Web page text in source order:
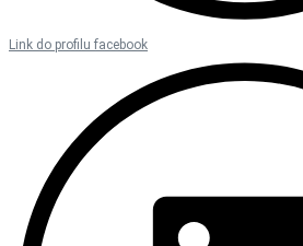
Link do profilu facebook